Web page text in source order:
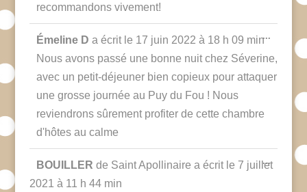
recommandons vivement!
Émeline D a écrit le 17 juin 2022 à 18 h 09 min
Nous avons passé une bonne nuit chez Séverine,
avec un petit-déjeuner bien copieux pour attaquer
une grosse journée au Puy du Fou ! Nous
reviendrons sûrement profiter de cette chambre
d'hôtes au calme
...
boîte
méta.
BOUILLER de Saint Apollinaire a écrit le 7 juillet
2021 à 11 h 44 min
...Ouvrir/
cette